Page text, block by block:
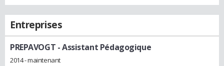
Entreprises
PREPAVOGT - Assistant Pédagogique
2014 - maintenant